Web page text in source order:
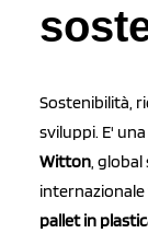
Sostenibilità,
sviluppi. E'
Witton,
pallet in